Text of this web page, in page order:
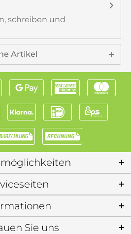
schreiben und
Artikel
Sie uns